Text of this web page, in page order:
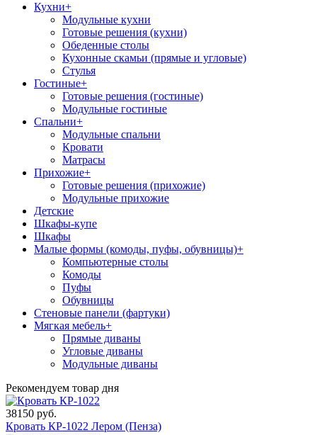
Кухни+
Модульные кухни
Готовые решения (кухни)
Обеденные столы
Кухонные скамьи (прямые и угловые)
Стулья
Гостиные+
Готовые решения (гостиные)
Модульные гостиные
Спальни+
Модульные спальни
Кровати
Матрасы
Прихожие+
Готовые решения (прихожие)
Модульные прихожие
Детские
Шкафы-купе
Шкафы
Малые формы (комоды, пуфы, обувницы)+
Компьютерные столы
Комоды
Пуфы
Обувницы
Стеновые панели (фартуки)
Мягкая мебель+
Прямые диваны
Угловые диваны
Модульные диваны
Рекомендуем товар дня
38150 руб.
Кровать КР-1022 Лером (Пенза)